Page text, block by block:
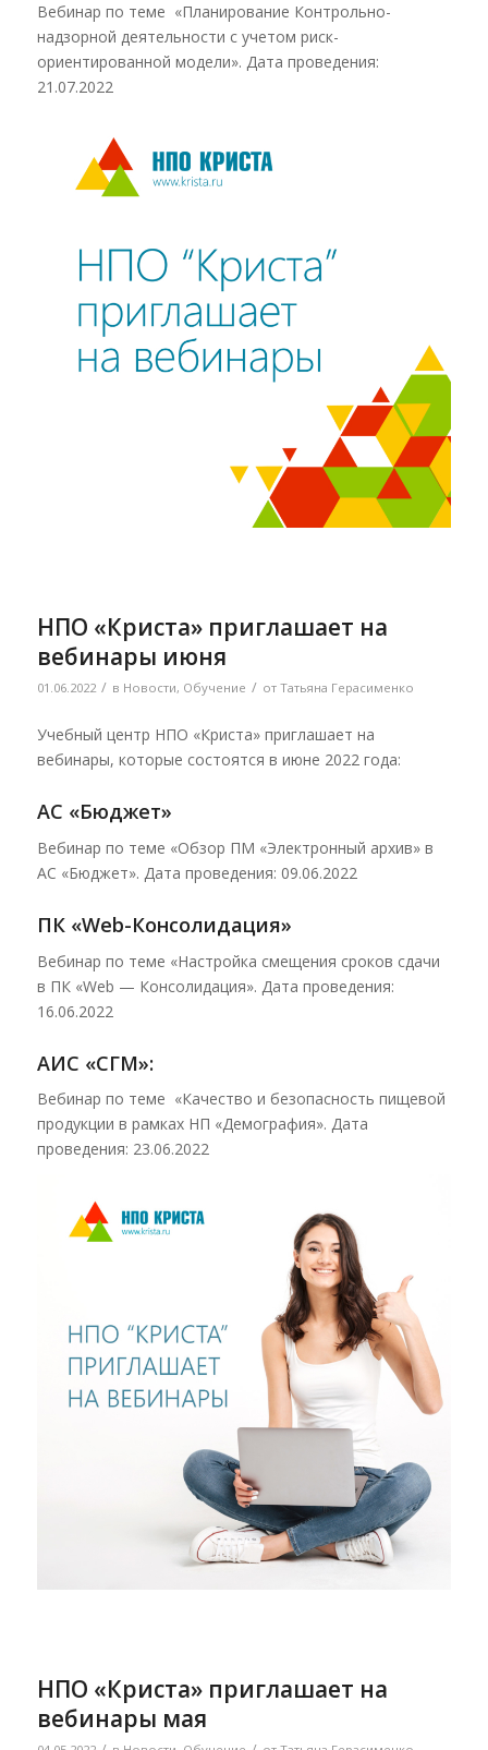
Вебинар по теме «Планирование Контрольно-
надзорной деятельности с учетом риск-
ориентированной модели». Дата проведения:
21.07.2022
НПО «Криста» приглашает на
вебинары июня
01.06.2022 / в Новости, Обучение / от Татьяна Герасименко
Учебный центр НПО «Криста» приглашает на
вебинары, которые состоятся в июне 2022 года:
АС «Бюджет»
Вебинар по теме «Обзор ПМ «Электронный архив» в
АС «Бюджет». Дата проведения: 09.06.2022
ПК «Web-Консолидация»
Вебинар по теме «Настройка смещения сроков сдачи
в ПК «Web — Консолидация». Дата проведения:
16.06.2022
АИС «СГМ»:
Вебинар по теме «Качество и безопасность пищевой
продукции в рамках НП «Демография». Дата
проведения: 23.06.2022
НПО «Криста» приглашает на
вебинары мая